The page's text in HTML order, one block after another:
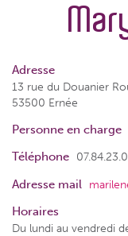
Adresse
13 rue du Douanier
53500 Ernée
Personne en charge
Téléphone
Adresse mail
Horaires
Du lundi au vendredi